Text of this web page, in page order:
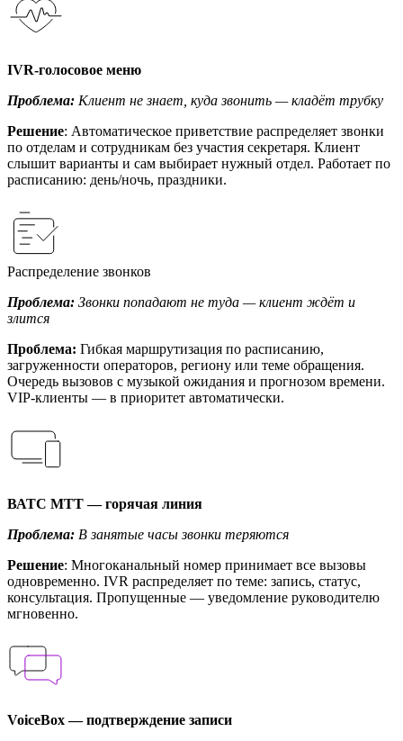
IVR-голосовое меню
Проблема: Клиент не знает, куда звонить — кладёт трубку
Решение: Автоматическое приветствие распределяет звонки
по отделам и сотрудникам без участия секретаря. Клиент
слышит варианты и сам выбирает нужный отдел. Работает по
расписанию: день/ночь, праздники.
Распределение звонков
Проблема: Звонки попадают не туда — клиент ждёт и
злится
Проблема: Гибкая маршрутизация по расписанию,
загруженности операторов, региону или теме обращения.
Очередь вызовов с музыкой ожидания и прогнозом времени.
VIP-клиенты — в приоритет автоматически.
ВАТС МТТ — горячая линия
Проблема: В занятые часы звонки теряются
Решение: Многоканальный номер принимает все вызовы
одновременно. IVR распределяет по теме: запись, статус,
консультация. Пропущенные — уведомление руководителю
мгновенно.
VoiceBox — подтверждение записи